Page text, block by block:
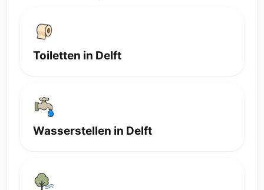
Toiletten in Delft
Wasserstellen in Delft